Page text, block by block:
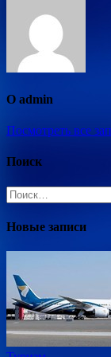
О admin
Посмотреть все
Поиск
Найти:
Новые записи